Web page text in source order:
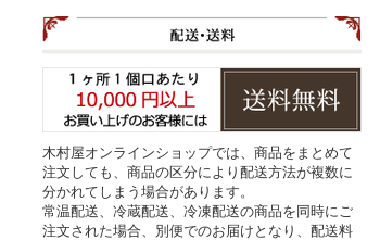
木村屋オンラインショップでは、商品をまとめて
注文しても、商品の区分により配送方法が複数に
分かれてしまう場合があります。
常温配送、冷蔵配送、冷凍配送の商品を同時にご
注文された場合、別便でのお届けとなり、配送料